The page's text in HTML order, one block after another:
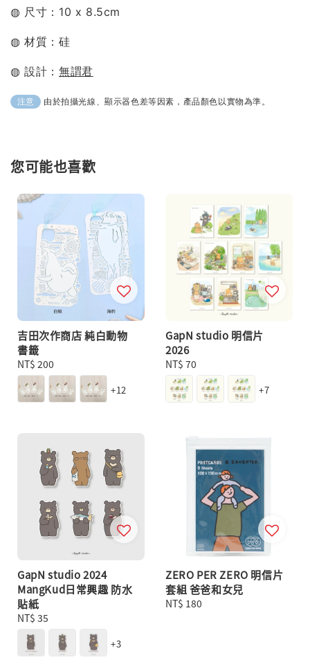
◍ 尺寸： 10 x 8.5cm
◍ 材質： 硅
◍ 設計： 無謂君
注意 由於拍攝光線、顯示器色差等因素，產品顏色以實物為準。
您可能也喜歡
吉田次作商店 純白動物
書籤
Regular
price
NT$ 200
+12
GapN studio 明信片
2026
Regular
price
NT$ 70
+7
GapN studio 2024
MangKud日常興趣 防水
貼紙
Regular
price
NT$ 35
+3
ZERO PER ZERO 明信片
套組 爸爸和女兒
Regular
NT$ 180